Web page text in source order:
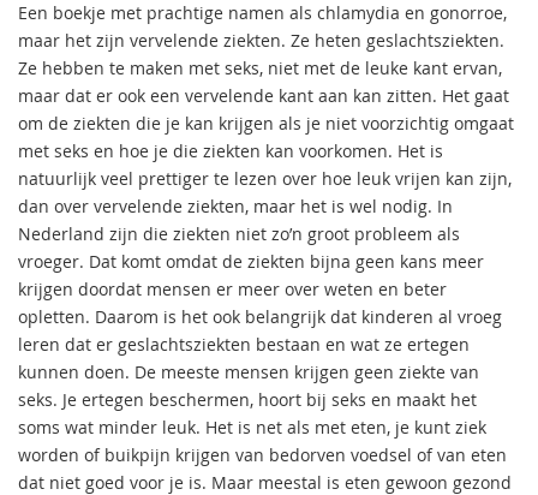
Een boekje met prachtige namen als chlamydia en gonorroe,
maar het zijn vervelende ziekten. Ze heten geslachtsziekten.
Ze hebben te maken met seks, niet met de leuke kant ervan,
maar dat er ook een vervelende kant aan kan zitten. Het gaat
om de ziekten die je kan krijgen als je niet voorzichtig omgaat
met seks en hoe je die ziekten kan voorkomen. Het is
natuurlijk veel prettiger te lezen over hoe leuk vrijen kan zijn,
dan over vervelende ziekten, maar het is wel nodig. In
Nederland zijn die ziekten niet zo’n groot probleem als
vroeger. Dat komt omdat de ziekten bijna geen kans meer
krijgen doordat mensen er meer over weten en beter
opletten. Daarom is het ook belangrijk dat kinderen al vroeg
leren dat er geslachtsziekten bestaan en wat ze ertegen
kunnen doen. De meeste mensen krijgen geen ziekte van
seks. Je ertegen beschermen, hoort bij seks en maakt het
soms wat minder leuk. Het is net als met eten, je kunt ziek
worden of buikpijn krijgen van bedorven voedsel of van eten
dat niet goed voor je is. Maar meestal is eten gewoon gezond